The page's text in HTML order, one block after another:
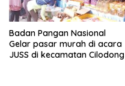
Badan Pangan Nasional
Gelar pasar murah di acara
JUSS di kecamatan Cilodong